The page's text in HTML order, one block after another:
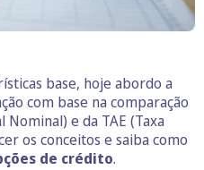
base, hoje abordo a
com base na comparação
Nominal) e da TAE (Taxa
os conceitos e saiba como
de crédito.